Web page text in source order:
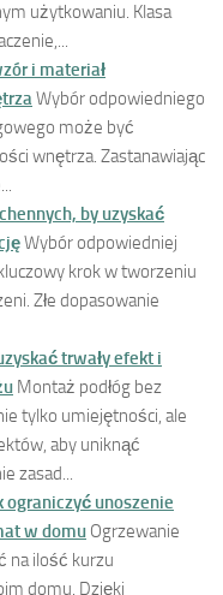
użytkowaniu. Klasa
i materiał
Wybór odpowiedniego
może być
wnętrza. Zastanawiając
by uzyskać
Wybór odpowiedniej
krok w tworzeniu
Złe dopasowanie
trwały efekt i
Montaż podłóg bez
tylko umiejętności, ale
aby uniknąć
zasad...
ograniczyć unoszenie
w domu Ogrzewanie
na ilość kurzu
domu. Dzięki